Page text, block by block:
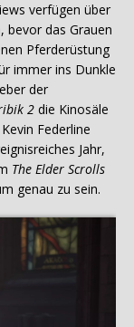
verfügen über
bevor das Grauen
Pferderüstung
immer ins Dunkle
der
2 die Kinosäle
Federline
Jahr,
The Elder Scrolls
genau zu sein.